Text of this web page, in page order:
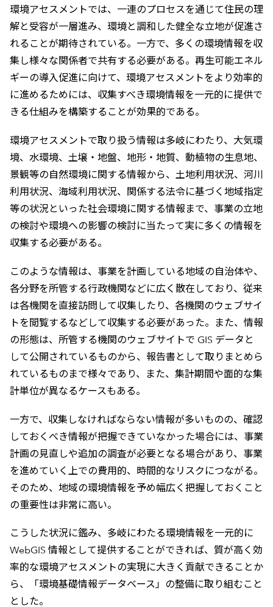
環境アセスメントでは、一連のプロセスを通じて住民の理
解と受容が一層進み、環境と調和した健全な立地が促進さ
れることが期待されている。一方で、多くの環境情報を収
集し様々な関係者で共有する必要がある。再生可能エネル
ギーの導入促進に向けて、環境アセスメントをより効率的
に進めるためには、収集すべき環境情報を一元的に提供で
きる仕組みを構築することが効果的である。
環境アセスメントで取り扱う情報は多岐にわたり、大気環
境、水環境、土壌・地盤、地形・地質、動植物の生息地、
景観等の自然環境に関する情報から、土地利用状況、河川
利用状況、海域利用状況、関係する法令に基づく地域指定
等の状況といった社会環境に関する情報まで、事業の立地
の検討や環境への影響の検討に当たって実に多くの情報を
収集する必要がある。
このような情報は、事業を計画している地域の自治体や、
各分野を所管する行政機関などに広く散在しており、従来
は各機関を直接訪問して収集したり、各機関のウェブサイ
トを閲覧するなどして収集する必要があった。また、情報
の形態は、所管する機関のウェブサイトで GIS データと
して公開されているものから、報告書として取りまとめら
れているものまで様々であり、また、集計期間や面的な集
計単位が異なるケースもある。
一方で、収集しなければならない情報が多いものの、確認
しておくべき情報が把握できていなかった場合には、事業
計画の見直しや追加の調査が必要となる場合があり、事業
を進めていく上での費用的、時間的なリスクにつながる。
そのため、地域の環境情報を予め幅広く把握しておくこと
の重要性は非常に高い。
こうした状況に鑑み、多岐にわたる環境情報を一元的に
WebGIS 情報として提供することができれば、質が高く効
率的な環境アセスメントの実現に大きく貢献できることか
ら、「環境基礎情報データベース」の整備に取り組むこと
とした。